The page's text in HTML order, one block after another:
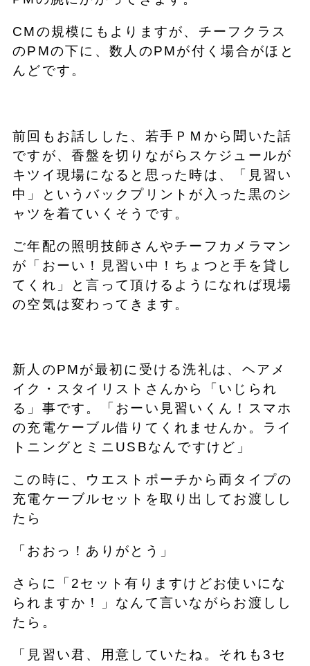
CMの規模にもよりますが、チーフクラス
のPMの下に、数人のPMが付く場合がほと
んどです。
前回もお話しした、若手ＰＭから聞いた話
ですが、香盤を切りながらスケジュールが
キツイ現場になると思った時は、「見習い
中」というバックプリントが入った黒のシ
ャツを着ていくそうです。
ご年配の照明技師さんやチーフカメラマン
が「おーい！見習い中！ちょつと手を貸し
てくれ」と言って頂けるようになれば現場
の空気は変わってきます。
新人のPMが最初に受ける洗礼は、ヘアメ
イク・スタイリストさんから「いじられ
る」事です。「おーい見習いくん！スマホ
の充電ケーブル借りてくれませんか。ライ
トニングとミニUSBなんですけど」
この時に、ウエストポーチから両タイプの
充電ケーブルセットを取り出してお渡しし
たら
「おおっ！ありがとう」
さらに「2セット有りますけどお使いにな
られますか！」なんて言いながらお渡しし
たら。
「見習い君、用意していたね。それも3セ